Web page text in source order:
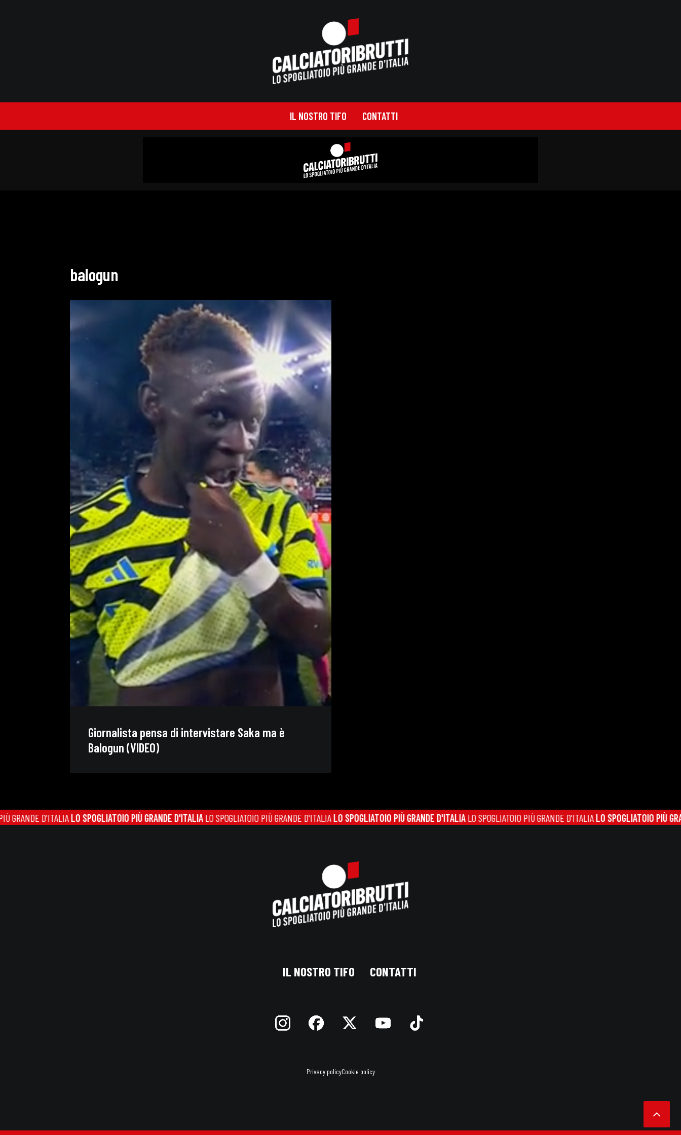
IL NOSTRO TIFO CONTATTI
balogun
Giornalista pensa di intervistare Saka ma è
Balogun (VIDEO)
D'ITALIALO SPOGLIATOIO PIÙ GRANDE D'ITALIALO SPOGLIATOIO PIÙ GRANDE D'ITALIALO SPOGLIATOIO PIÙ GRANDE D'ITALIALO SPOGLIATOIO PIÙ GRANDE D'ITALIALO SPOGLIATOIO PIÙ GRANDE
IL NOSTRO TIFO CONTATTI
Privacy policyCookie policy